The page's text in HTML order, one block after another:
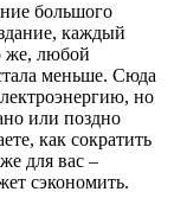
большого
каждый
же, любой
меньше. Сюда
но
или поздно
как сократить
для вас –
сэкономить.